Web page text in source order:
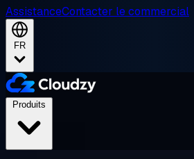
AssistanceContacter le commercial
FR